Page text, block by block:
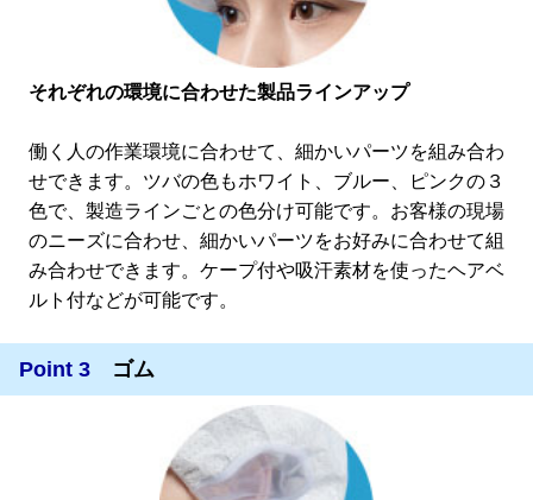
それぞれの環境に合わせた製品ラインアップ
働く人の作業環境に合わせて、細かいパーツを組み合わ
せできます。ツバの色もホワイト、ブルー、ピンクの３
色で、製造ラインごとの色分け可能です。お客様の現場
のニーズに合わせ、細かいパーツをお好みに合わせて組
み合わせできます。ケープ付や吸汗素材を使ったヘアベ
ルト付などが可能です。
Point 3 ゴム